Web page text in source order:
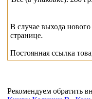
В случае выхода
странице.
Постоянная ссылка
Рекомендуем обратить